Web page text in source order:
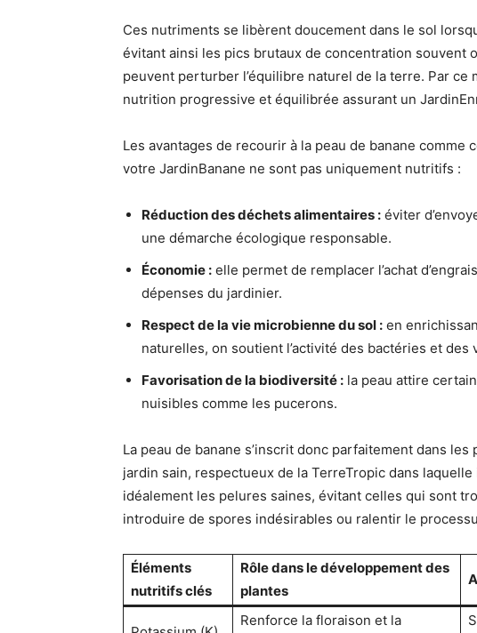
Ces nutriments se libèrent doucement dans le sol
évitant ainsi les pics brutaux de concentration souvent
peuvent perturber l’équilibre naturel de la terre. Par ce
nutrition progressive et équilibrée assurant un
Les avantages de recourir à la peau de banane comme
votre JardinBanane ne sont pas uniquement nutritifs :
Réduction des déchets alimentaires : éviter
une démarche écologique responsable.
Économie : elle permet de remplacer l’achat
dépenses du jardinier.
Respect de la vie microbienne du sol : en
naturelles, on soutient l’activité des bactéries et des
Favorisation de la biodiversité : la peau attire
nuisibles comme les pucerons.
La peau de banane s’inscrit donc parfaitement dans
jardin sain, respectueux de la TerreTropic dans
idéalement les pelures saines, évitant celles qui sont
introduire de spores indésirables ou ralentir le
Éléments
nutritifs clés
Rôle dans le développement des
plantes
Renforce la floraison et la